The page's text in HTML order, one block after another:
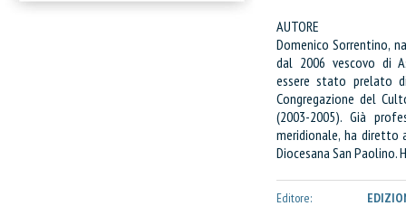
AUTORE
Domenico Sorrentino,
dal 2006 vescovo di
essere stato prelato
Congregazione del
(2003-2005). Già
meridionale, ha diretto
Diocesana San
Editore: